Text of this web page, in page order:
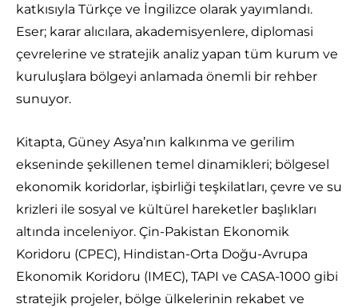
katkısıyla Türkçe ve İngilizce olarak yayımlandı.
Eser; karar alıcılara, akademisyenlere, diplomasi
çevrelerine ve stratejik analiz yapan tüm kurum ve
kuruluşlara bölgeyi anlamada önemli bir rehber
sunuyor.
Kitapta, Güney Asya’nın kalkınma ve gerilim
ekseninde şekillenen temel dinamikleri; bölgesel
ekonomik koridorlar, işbirliği teşkilatları, çevre ve su
krizleri ile sosyal ve kültürel hareketler başlıkları
altında inceleniyor. Çin-Pakistan Ekonomik
Koridoru (CPEC), Hindistan-Orta Doğu-Avrupa
Ekonomik Koridoru (IMEC), TAPI ve CASA-1000 gibi
stratejik projeler, bölge ülkelerinin rekabet ve